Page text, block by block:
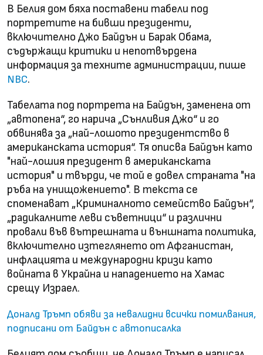
В Белия дом бяха поставени табели под
портретите на бивши президенти,
включително Джо Байдън и Барак Обама,
съдържащи критики и непотвърдена
информация за техните администрации, пише
NBC.
Табелата под портрета на Байдън, заменена от
„автопена“, го нарича „Сънливия Джо“ и го
обвинява за „най-лошото президентство в
американската история“. Тя описва Байдън като
"най-лошия президент в американската
история" и твърди, че той е довел страната "на
ръба на унищожението". В текста се
споменават „Криминалното семейство Байдън“,
„радикалните леви съветници“ и различни
провали във вътрешната и външната политика,
включително изтеглянето от Афганистан,
инфлацията и международни кризи като
войната в Украйна и нападението на Хамас
срещу Израел.
Доналд Тръмп обяви за невалидни всички помилвания,
подписани от Байдън с автописалка